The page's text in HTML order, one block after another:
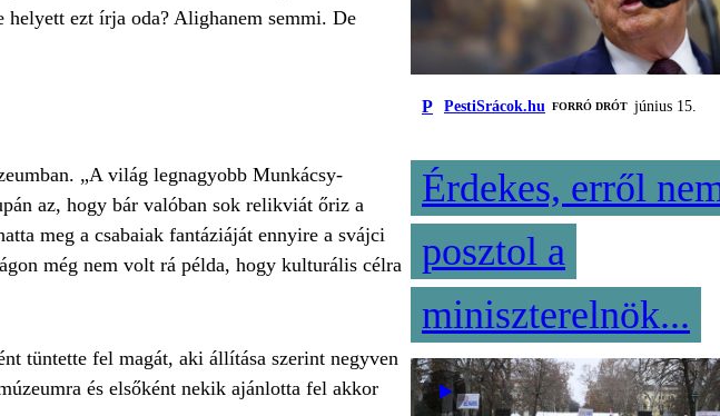
helyett ezt írja oda? Alighanem semmi. De
„A világ legnagyobb Munkácsy-
az, hogy bár valóban sok relikviát őriz a
meg a csabaiak fantáziáját ennyire a svájci
még nem volt rá példa, hogy kulturális célra
tüntette fel magát, aki állítása szerint negyven
és elsőként nekik ajánlotta fel akkor
P PestiSrácok.hu FORRÓ DRÓT június 15.
Érdekes, erről
posztol a
miniszterelnök...